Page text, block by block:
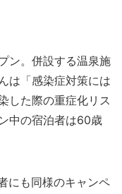
ン。併設する温泉施
は「感染症対策には
した際の重症化リス
中の宿泊者は60歳
にも同様のキャンペ